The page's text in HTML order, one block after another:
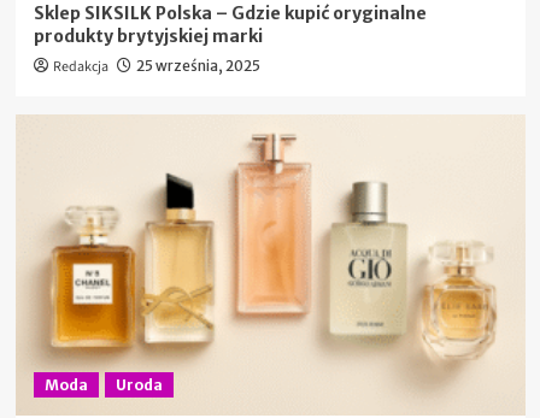
Sklep SIKSILK Polska – Gdzie kupić oryginalne
produkty brytyjskiej marki
Redakcja 25 września, 2025
Moda Uroda